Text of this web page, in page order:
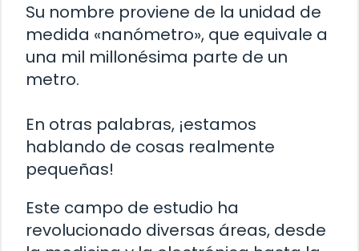
Su nombre proviene de la unidad de
medida «nanómetro», que equivale a
una mil millonésima parte de un
metro.
En otras palabras, ¡estamos
hablando de cosas realmente
pequeñas!
Este campo de estudio ha
revolucionado diversas áreas, desde